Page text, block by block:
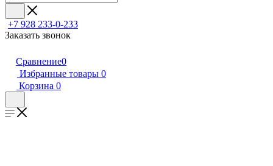
+7 928 233-0-233
Заказать звонок
Сравнение0
Избранные товары 0
Корзина 0